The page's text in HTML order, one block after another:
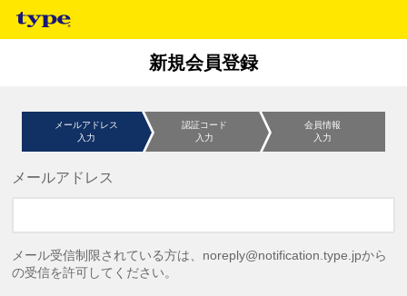
新規会員登録
メールアドレス
入力
認証コード
入力
会員情報
入力
メールアドレス
メール受信制限されている方は、noreply@notification.type.jpから
の受信を許可してください。